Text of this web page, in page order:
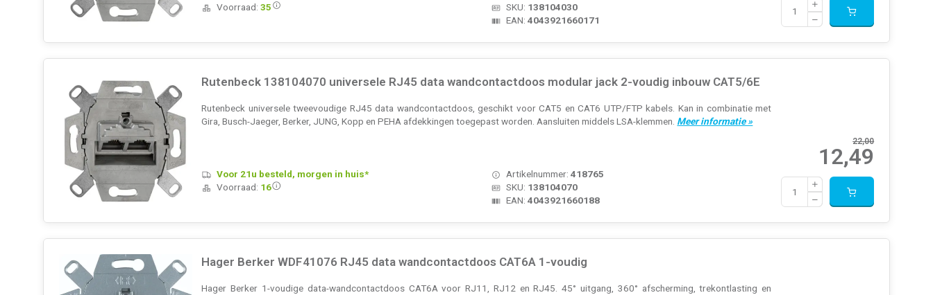
SKU: 138104030
EAN:4043921660171
Voorraad: 35
Rutenbeck 138104070 universele RJ45 data wandcontactdoos modular jack 2-voudig inbouw CAT5/6E
Rutenbeck universele tweevoudige RJ45 data wandcontactdoos, geschikt voor CAT5 en CAT6 UTP/FTP kabels. Kan in combinatie met
Gira, Busch-Jaeger, Berker, JUNG, Kopp en PEHA afdekkingen toegepast worden. Aansluiten middels LSA-klemmen. Meer informatie »
22,00
12,49
Artikelnummer:418765
SKU: 138104070
EAN:4043921660188
Voor 21u besteld, morgen in huis*
Voorraad: 16
Hager Berker WDF41076 RJ45 data wandcontactdoos CAT6A 1-voudig
Hager Berker 1-voudige data-wandcontactdoos CAT6A voor RJ11, RJ12 en RJ45. 45° uitgang, 360° afscherming, trekontlasting en